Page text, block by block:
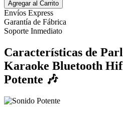
Agregar al Carrito
Envíos Express
Garantía de Fábrica
Soporte Inmediato
Características de
Karaoke Bluetooth
Potente 🎶